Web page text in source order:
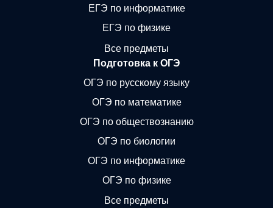
ЕГЭ по информатике
ЕГЭ по физике
Все предметы
Подготовка к ОГЭ
ОГЭ по русскому языку
ОГЭ по математике
ОГЭ по обществознанию
ОГЭ по биологии
ОГЭ по информатике
ОГЭ по физике
Все предметы